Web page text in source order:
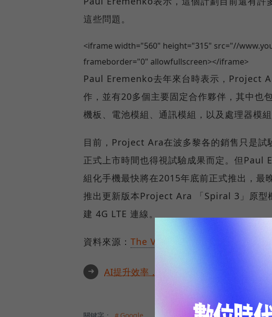
這些問題。
<iframe width="560" height="315" src="//
frameborder="0" allowfullscreen></iframe>
Paul Eremenko去年來台時表示，Project
作，並有20多個主要固定合作夥伴，其中也
機板、電池模組、通訊模組，以及處理器模組
目前，Project Ara在波多黎各的銷售只是試
正式上市時間也得視試驗成果而定。但
組化手機最快將在2015年底前正式推出，最
推出更新版本Project Ara 「Spiral 3」原型
建 4G LTE 連線。
資料來源： The Verge
➜ AI提升效率，永續決定未來！全球永續指